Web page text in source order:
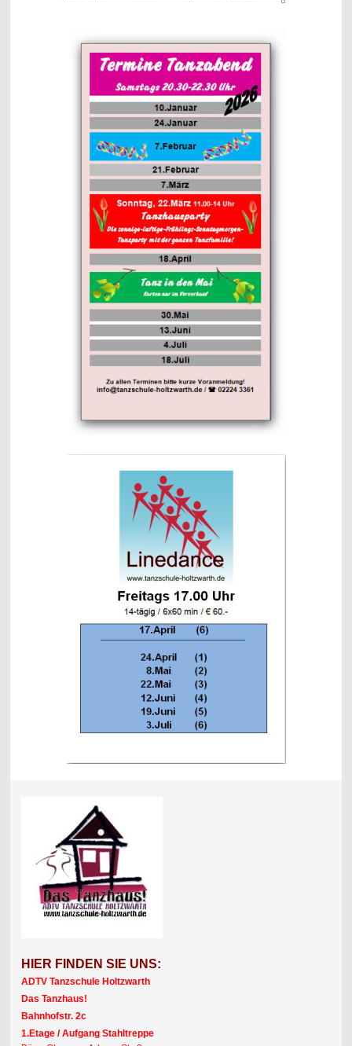
HIER FINDEN SIE UNS:
ADTV Tanzschule Holtzwarth
Das Tanzhaus!
Bahnhofstr. 2c
1.Etage / Aufgang Stahltreppe